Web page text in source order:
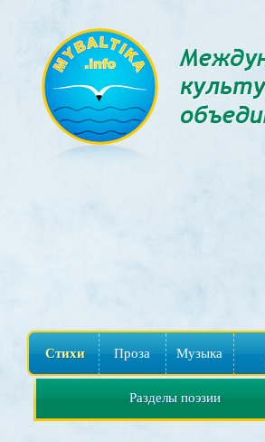
Стихи Проза Музыка
Разделы поэзии